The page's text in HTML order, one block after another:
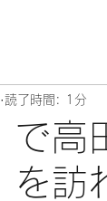
で
を訪
読了時間: 1分